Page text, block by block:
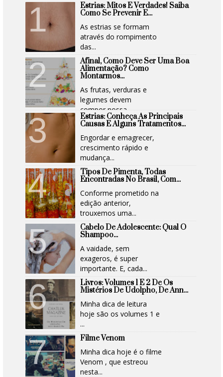
Estrias: Mitos E Verdades! Saiba
Como Se Prevenir E...
As estrias se formam
através do rompimento
das...
Afinal, Como Deve Ser Uma Boa
Alimentação? Como
Montarmos...
As frutas, verduras e
legumes devem
compor nossa...
Estrias: Conheça As Principais
Causas E Alguns Tratamentos...
Engordar e emagrecer,
crescimento rápido e
mudança...
Tipos De Pimenta, Todas
Encontradas No Brasil, Com...
Conforme prometido na
edição anterior,
trouxemos uma...
Cabelo De Adolescente: Qual O
Shampoo...
A vaidade, sem
exageros, é super
importante. E, cada...
Livros: Volumes 1 E 2 De Os
Mistérios De Udolpho, De Ann...
Minha dica de leitura
hoje são os volumes 1 e
...
Filme Venom
Minha dica hoje é o filme
Venom , que estreou
nesta...